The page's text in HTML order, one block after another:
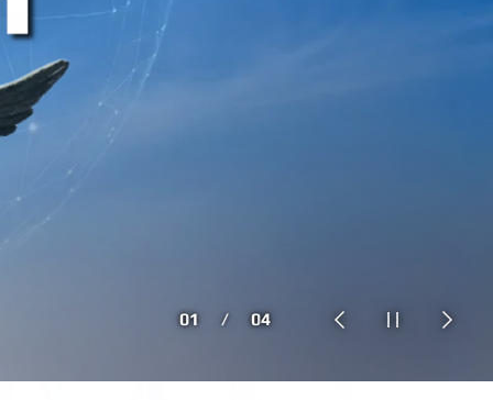
창립 140주년 모금 캠페인
여러분의 동참으로 내일의 노벨상을 향한 길을 열겠습니다.
도전과 창의적 비전을 통해 새로운 미래를 열어갑니다.
분야 리더연구자 6명 선정
학·지구과학·생명·바이오·반도체 분야 연구 경쟁력 입증
창립 140주년 모금 캠페인
여러분의 동참으로 내일의 노벨상을 향한 길을 열겠습니다.
도전과 창의적 비전을 통해 새로운 미래를 열어갑니다.
분야 리더연구자 6명 선정
학·지구과학·생명·바이오·반도체 분야 연구 경쟁력 입증
1 / 4